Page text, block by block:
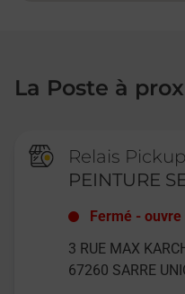
La Poste à
Relais Pickup
PEINTURE
Fermé -ouvre
3 RUE MAX
67260 SARRE